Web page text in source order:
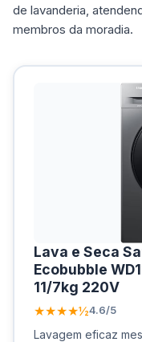
de lavanderia,
membros da moradia.
Lava e Seca
Ecobubble
11/7kg 220V
★★★★½4.6/5
Lavagem eficaz